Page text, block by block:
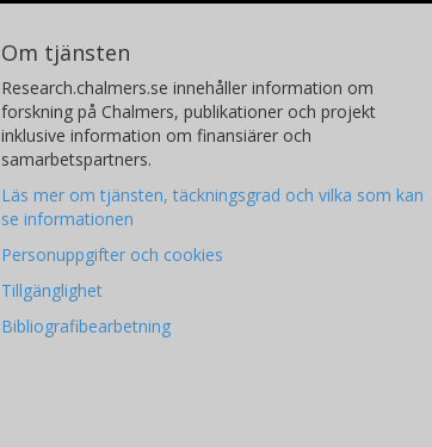
Om tjänsten
Research.chalmers.se innehåller information om
forskning på Chalmers, publikationer och projekt
inklusive information om finansiärer och
samarbetspartners.
Läs mer om tjänsten, täckningsgrad och vilka som kan
se informationen
Personuppgifter och cookies
Tillgänglighet
Bibliografibearbetning